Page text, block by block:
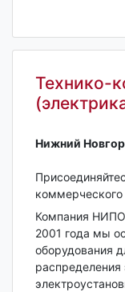
Технико-
Нижний
Компания
2001 года мы
оборудования
распределения